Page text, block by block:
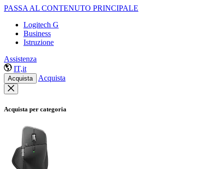
PASSA AL CONTENUTO PRINCIPALE
Logitech G
Business
Istruzione
Assistenza
IT,it
Acquista Acquista
Acquista per categoria